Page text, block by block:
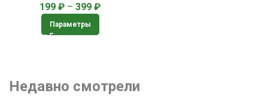
199 ₽ – 399 ₽
Параметры
Недавно смотрели